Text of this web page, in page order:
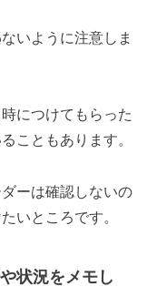
いように注意しま
につけてもらった
こともあります。
ーは確認しないの
いところです。
状況をメモし